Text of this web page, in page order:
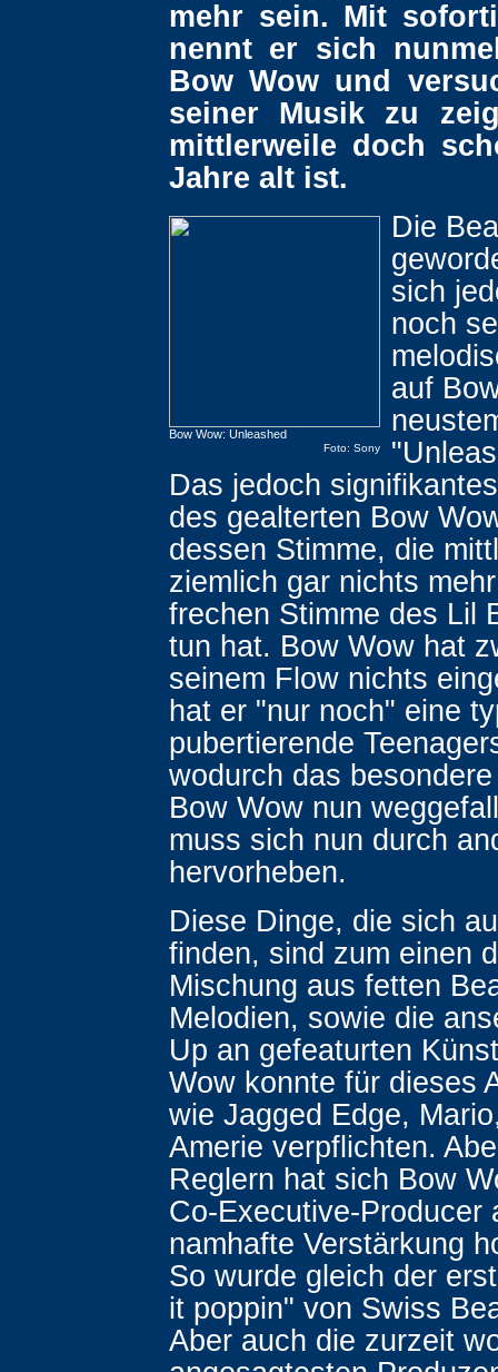
mehr sein. Mit
nennt er sich
Bow Wow und
seiner Musik zu
mittlerweile doch
Jahre alt ist.
Bow Wow: Unleashed
Foto: Sony
Die
sich
noch
auf
Das jedoch
des gealterten Bow
dessen Stimme, die
ziemlich gar nichts
frechen Stimme des Lil
tun hat. Bow Wow hat
seinem Flow nichts
hat er "nur noch" eine
pubertierende
wodurch das
Bow Wow nun
muss sich nun durch
hervorheben.
Diese Dinge, die sich
finden, sind zum einen
Mischung aus fetten
Melodien, sowie die
Up an gefeaturten
Wow konnte für dieses
wie Jagged Edge,
Amerie verpflichten.
Reglern hat sich Bow
Co-Executive-Producer
namhafte Verstärkung
So wurde gleich der
it poppin" von Swiss
Aber auch die zurzeit